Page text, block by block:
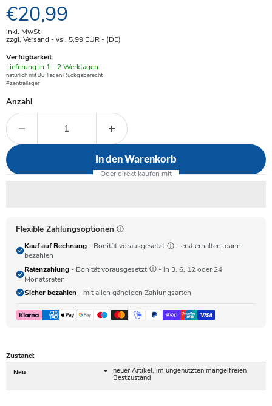
Aktueller Preis
€20,99
inkl. MwSt.
zzgl. Versand - vsl. 5,99 EUR- (DE)
Verfügbarkeit:
Verfügbar
-
Lieferung in 1 - 2 Werktagen
natürlich mit 30 Tagen Rückgaberecht
#zentrallager
Anzahl
In den Warenkorb
Flexible Zahlungsoptionen
Kauf auf Rechnung - Bonität vorausgesetzt
- erst erhalten, dann
bezahlen
Ratenzahlung - Bonität vorausgesetzt
- in 3, 6, 12 oder 24
Monatsraten
Sicher bezahlen - mit allen gängigen Zahlungsarten
Zustand:
Neu
neuer Artikel, im ungenutzten mängelfreien
Bestzustand